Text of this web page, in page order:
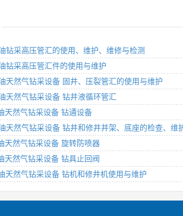
钻采高压管汇的使用、维护、维修与检测
钻采高压管汇件的使用与维护
天然气钻采设备 固井、压裂管汇的使用与维护
天然气钻采设备 钻井液循环管汇
天然气钻采设备 钻通设备
天然气钻采设备 钻井和修井井架、底座的检查、维
天然气钻采设备 旋转防喷器
天然气钻采设备 钻具止回阀
天然气钻采设备 钻机和修井机使用与维护